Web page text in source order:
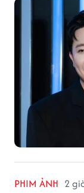
PHIM ẢNH 2